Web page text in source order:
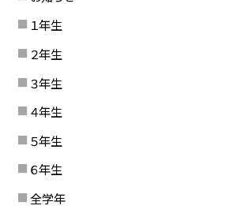
１年生
２年生
３年生
４年生
５年生
６年生
全学年